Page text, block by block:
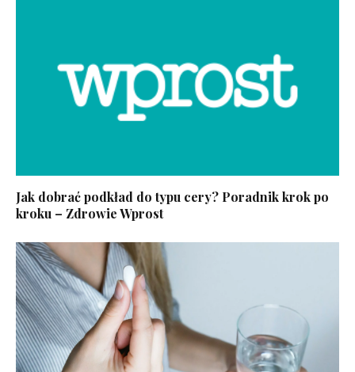
Jak dobrać podkład do typu cery? Poradnik krok po
kroku – Zdrowie Wprost